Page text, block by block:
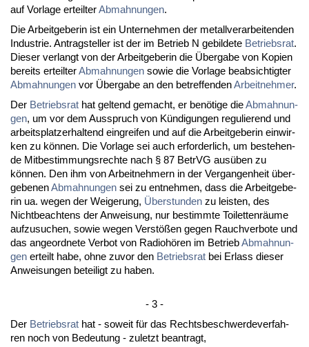
auf Vor­la­ge er­teil­terAb­mah­nun­gen.
Die Ar­beit­ge­be­rin ist ein Un­ter­neh­men der me­tall­ver­ar­bei­ten­den
In­dus­trie. An­trag­stel­ler ist der im Be­trieb N ge­bil­de­te Be­triebs­rat.
Die­ser ver­langt von der Ar­beit­ge­be­rin die Überg­a­be von Ko­pi­en
be­reits er­teil­terAb­mah­nun­gen so­wie die Vor­la­ge be­ab­sich­tig­ter
Ab­mah­nun­gen vor Überg­a­be an den be­tref­fen­denAr­beit­neh­mer.
Der Be­triebs­rat hat gel­tend ge­macht, er benöti­ge dieAb­mah­nun­
gen, um vor dem Aus­spruch von Kündi­gun­gen re­gu­lie­rend und
ar­beits­plat­z­er­hal­tend ein­grei­fen und auf die Ar­beit­ge­be­rin ein­wir­
ken zu können. Die Vor­la­ge sei auch er­for­der­lich, um be­ste­hen­
de Mit­be­stim­mungs­rech­te nach § 87 Be­trVG ausüben zu
können. Den ihm von Ar­beit­neh­mern in der Ver­gan­gen­heit über­
ge­be­nenAb­mah­nun­gen sei zu ent­neh­men, dass die Ar­beit­ge­be­
rin ua. we­gen der Wei­ge­rung, Über­stun­den zu leis­ten, des
Nicht­be­ach­tens der An­wei­sung, nur be­stimm­te Toi­let­tenräume
auf­zu­su­chen, so­wie we­gen Verstößen ge­gen Rauch­ver­bo­te und
das an­ge­ord­ne­te Ver­bot von Ra­diohören im Be­triebAb­mah­nun­
gen er­teilt ha­be, oh­ne zu­vor den Be­triebs­rat bei Er­lass die­ser
An­wei­sun­gen be­tei­ligt zu ha­ben.
- 3 -
Der Be­triebs­rat hat - so­weit für das Rechts­be­schwer­de­ver­fah­
ren noch von Be­deu­tung - zu­letzt be­an­tragt,